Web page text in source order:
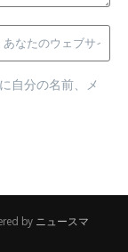
自分の名前、メ
by ニュースマ